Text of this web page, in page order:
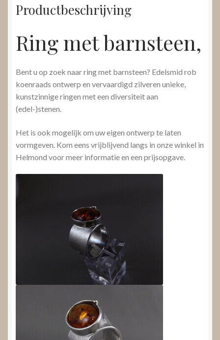
Productbeschrijving
Ring met barnsteen,
Bent u op zoek naar ring met barnsteen? Edelsmid rob
koenraads ontwerp en vervaardigd zilveren unieke,
kunstzinnige ringen met een diversiteit aan
(edel-)stenen.
Het is ook mogelijk om uw eigen ontwerp te laten
vormgeven. Kom eens vrijblijvend langs in onze winkel in
Helmond voor meer informatie en een prijsopgave.